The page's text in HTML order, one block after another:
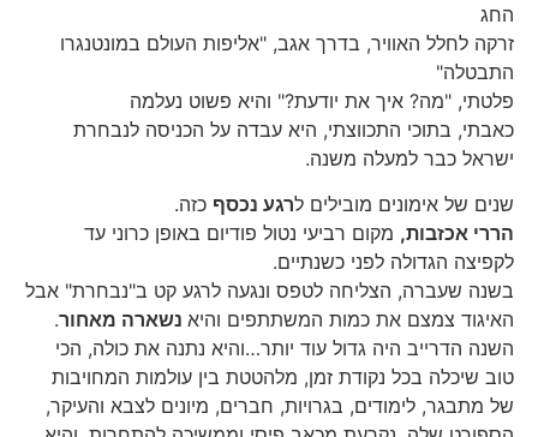
החג
זרקה לחלל האוויר, בדרך אגב, "אליפות העולם במונטנגרו
התבטלה"
פלטתי, "מה? איך את יודעת?" והיא פשוט נעלמה
כאבתי, בתוכי התכווצתי, היא עבדה על הכניסה לנבחרת
ישראל כבר למעלה משנה.
שנים של אימונים מובילים לרגע נכסף כזה.
הררי אכזבות, מקום רביעי נטול פודיום באופן כרוני עד
לקפיצה הגדולה לפני כשנתיים.
בשנה שעברה, הצליחה לטפס ונגעה לרגע קט ב"נבחרת" אבל
האיגוד צמצם את כמות המשתתפים והיא נשארה מאחור.
השנה הדרייב היה גדול עוד יותר…והיא נתנה את כולה, הכי
טוב שיכלה בכל נקודת זמן, מלהטטת בין עולמות המחויבות
של מתבגר, לימודים, בגרויות, חברים, מיונים לצבא והעיקר,